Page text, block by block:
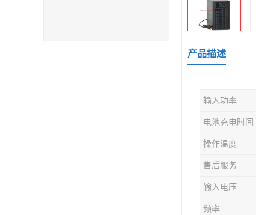
产品描述
输入功率
电池充电时间
操作温度
售后服务
输入电压
频率